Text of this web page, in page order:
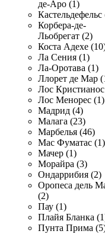
де-Аро (1)
Кастельдефельс
Корбера-де-
Льобрегат (2)
Коста Адехе
Ла Сения (1)
Ла-Оротава (1)
Ллорет де Мар
Лос
Лос Менорес (1)
Мадрид (4)
Малага (23)
Марбелья (46)
Мас Фуматас (1)
Мачер (1)
Морайра (3)
Ондаррибия (2)
Оропеса дель
(2)
Пау (1)
Плайя Бланка
Пунта Прима